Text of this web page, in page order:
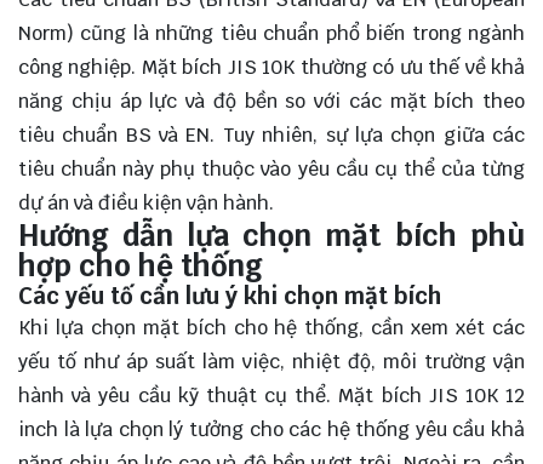
Norm) cũng là những tiêu chuẩn phổ biến trong ngành
công nghiệp. Mặt bích JIS 10K thường có ưu thế về khả
năng chịu áp lực và độ bền so với các mặt bích theo
tiêu chuẩn BS và EN. Tuy nhiên, sự lựa chọn giữa các
tiêu chuẩn này phụ thuộc vào yêu cầu cụ thể của từng
dự án và điều kiện vận hành.
Hướng dẫn lựa chọn mặt bích phù
hợp cho hệ thống
Các yếu tố cần lưu ý khi chọn mặt bích
Khi lựa chọn mặt bích cho hệ thống, cần xem xét các
yếu tố như áp suất làm việc, nhiệt độ, môi trường vận
hành và yêu cầu kỹ thuật cụ thể. Mặt bích JIS 10K 12
inch là lựa chọn lý tưởng cho các hệ thống yêu cầu khả